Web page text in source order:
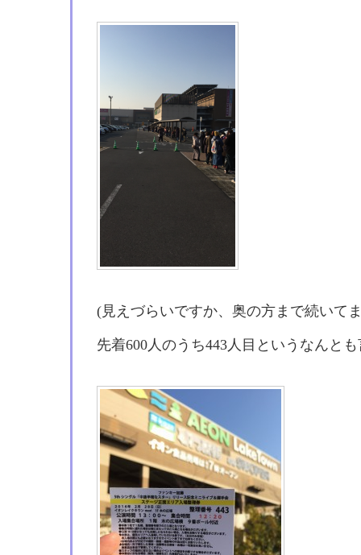
(見えづらいですか、奥の方まで続いて
先着600人のうち443人目というなんと